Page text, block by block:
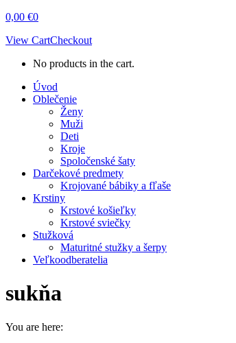
0,00 €0
View CartCheckout
No products in the cart.
Úvod
Oblečenie
Ženy
Muži
Deti
Kroje
Spoločenské šaty
Darčekové predmety
Krojované bábiky a fľaše
Krstiny
Krstové košieľky
Krstové sviečky
Stužková
Maturitné stužky a šerpy
Veľkoodberatelia
sukňa
You are here: